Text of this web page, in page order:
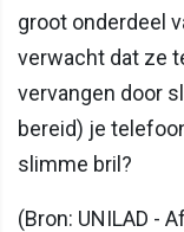
groot onderdeel
verwacht dat ze
vervangen door
bereid) je
slimme bril?
(Bron: UNILAD -